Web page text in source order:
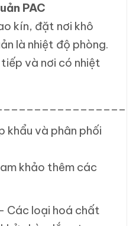
PAC
kín, đặt nơi khô
là nhiệt độ phòng.
và nơi có nhiệt
khẩu và phân phối
khảo thêm các
- Các loại hoá chất